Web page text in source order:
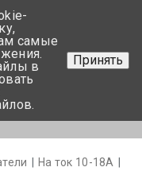
+375 17-350-99-56
+375 44-752-82-08
Задать вопрос
На ток 10-18А
самые
в
Принять